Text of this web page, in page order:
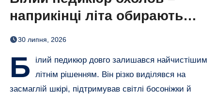
наприкінці літа обирають
сіро-блакитний
30 липня, 2026
Б
ілий педикюр довго залишався найчистішим
літнім рішенням. Він різко виділявся на
засмаглій шкірі, підтримував світлі босоніжки й